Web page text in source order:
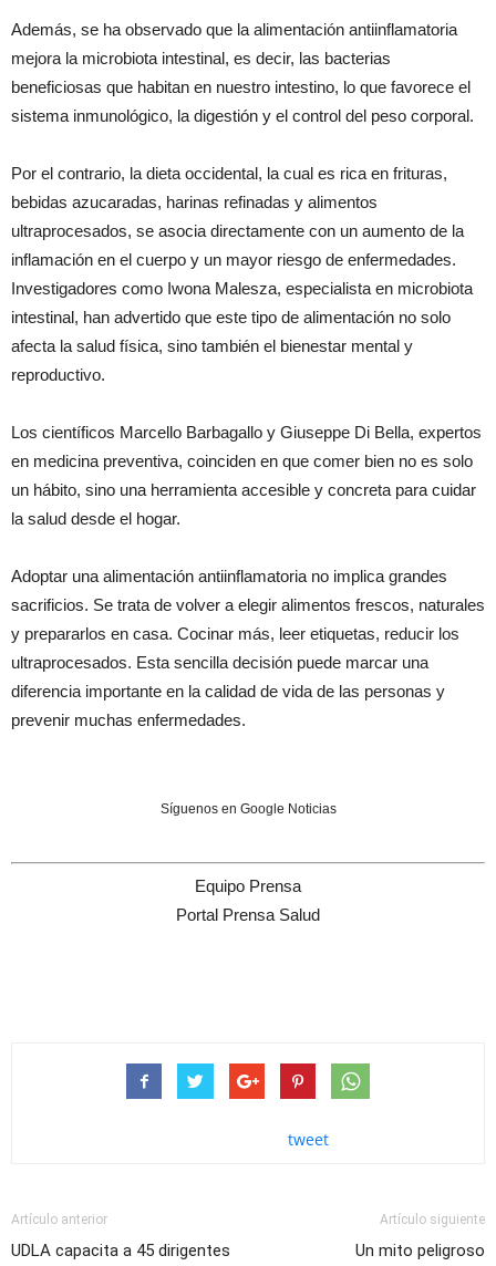
Además, se ha observado que la alimentación antiinflamatoria
mejora la microbiota intestinal, es decir, las bacterias
beneficiosas que habitan en nuestro intestino, lo que favorece el
sistema inmunológico, la digestión y el control del peso corporal.
Por el contrario, la dieta occidental, la cual es rica en frituras,
bebidas azucaradas, harinas refinadas y alimentos
ultraprocesados, se asocia directamente con un aumento de la
inflamación en el cuerpo y un mayor riesgo de enfermedades.
Investigadores como Iwona Malesza, especialista en microbiota
intestinal, han advertido que este tipo de alimentación no solo
afecta la salud física, sino también el bienestar mental y
reproductivo.
Los científicos Marcello Barbagallo y Giuseppe Di Bella, expertos
en medicina preventiva, coinciden en que comer bien no es solo
un hábito, sino una herramienta accesible y concreta para cuidar
la salud desde el hogar.
Adoptar una alimentación antiinflamatoria no implica grandes
sacrificios. Se trata de volver a elegir alimentos frescos, naturales
y prepararlos en casa. Cocinar más, leer etiquetas, reducir los
ultraprocesados. Esta sencilla decisión puede marcar una
diferencia importante en la calidad de vida de las personas y
prevenir muchas enfermedades.
Síguenos en Google Noticias
Equipo Prensa
Portal Prensa Salud
tweet
Artículo anterior
UDLA capacita a 45 dirigentes
Artículo siguiente
Un mito peligroso